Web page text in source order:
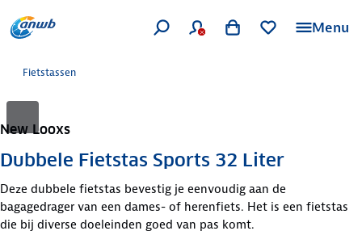
Menu
Fietstassen
New Looxs
Dubbele Fietstas Sports 32 Liter
Deze dubbele fietstas bevestig je eenvoudig aan de
bagagedrager van een dames- of herenfiets. Het is een fietstas
die bij diverse doeleinden goed van pas komt.